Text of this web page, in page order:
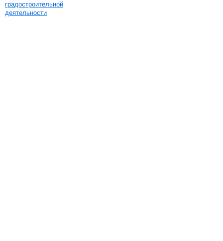
градостроительной
деятельности